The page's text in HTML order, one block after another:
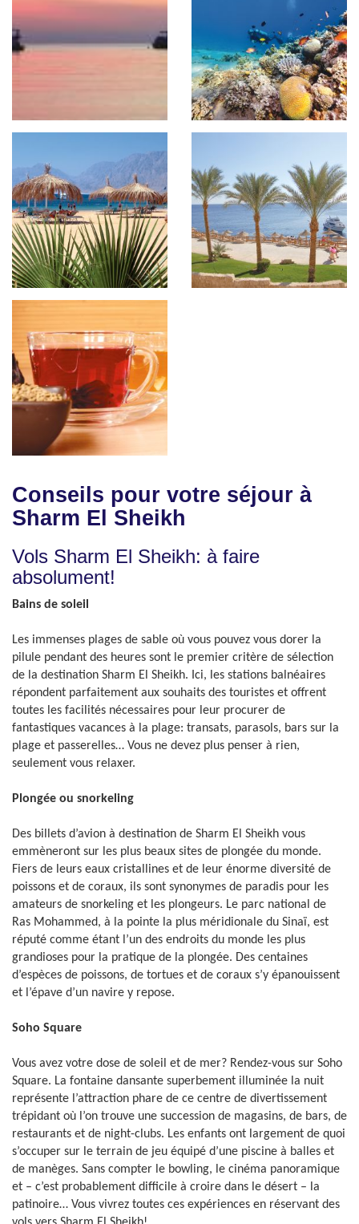
Conseils pour votre séjour à
Sharm El Sheikh
Vols Sharm El Sheikh: à faire
absolument!
Bains de soleil
Les immenses plages de sable où vous pouvez vous dorer la
pilule pendant des heures sont le premier critère de sélection
de la destination Sharm El Sheikh. Ici, les stations balnéaires
répondent parfaitement aux souhaits des touristes et offrent
toutes les facilités nécessaires pour leur procurer de
fantastiques vacances à la plage: transats, parasols, bars sur la
plage et passerelles… Vous ne devez plus penser à rien,
seulement vous relaxer.
Plongée ou snorkeling
Des billets d’avion à destination de Sharm El Sheikh vous
emmèneront sur les plus beaux sites de plongée du monde.
Fiers de leurs eaux cristallines et de leur énorme diversité de
poissons et de coraux, ils sont synonymes de paradis pour les
amateurs de snorkeling et les plongeurs. Le parc national de
Ras Mohammed, à la pointe la plus méridionale du Sinaï, est
réputé comme étant l’un des endroits du monde les plus
grandioses pour la pratique de la plongée. Des centaines
d’espèces de poissons, de tortues et de coraux s’y épanouissent
et l’épave d’un navire y repose.
Soho Square
Vous avez votre dose de soleil et de mer? Rendez-vous sur Soho
Square. La fontaine dansante superbement illuminée la nuit
représente l’attraction phare de ce centre de divertissement
trépidant où l’on trouve une succession de magasins, de bars, de
restaurants et de night-clubs. Les enfants ont largement de quoi
s’occuper sur le terrain de jeu équipé d’une piscine à balles et
de manèges. Sans compter le bowling, le cinéma panoramique
et – c’est probablement difficile à croire dans le désert – la
patinoire… Vous vivrez toutes ces expériences en réservant des